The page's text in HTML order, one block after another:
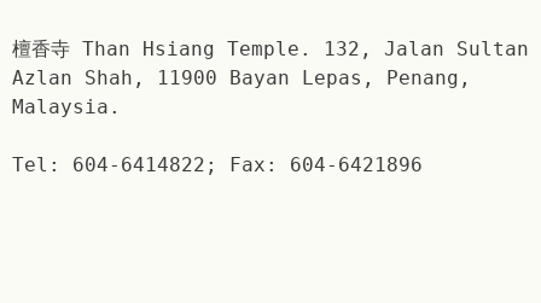
檀香寺 Than Hsiang Temple. 132, Jalan Sultan
Azlan Shah, 11900 Bayan Lepas, Penang,
Malaysia.
Tel: 604-6414822; Fax: 604-6421896